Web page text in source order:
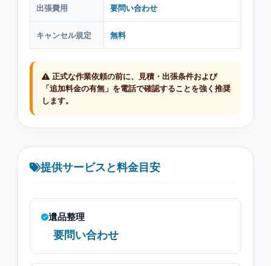
出張費用 要問い合わせ
キャンセル規定 無料
正式な作業依頼の前に、見積・出張条件および
「追加料金の有無」を電話で確認することを強く推奨
します。
提供サービスと料金目安
遺品整理
要問い合わせ